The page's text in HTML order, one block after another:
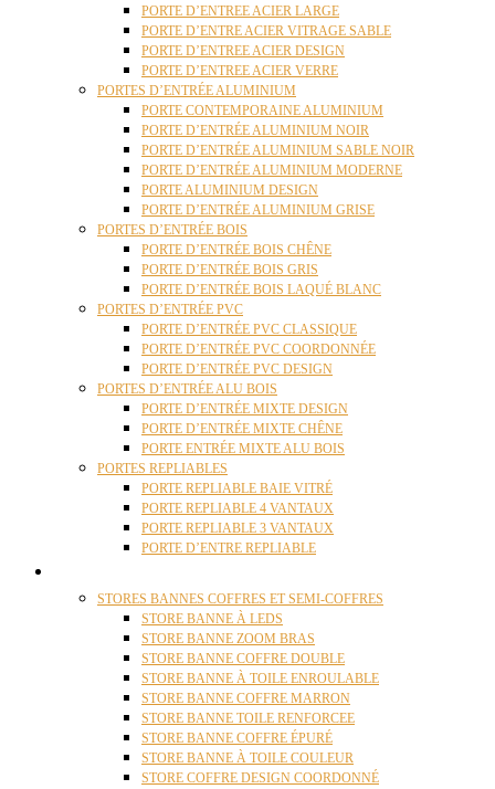
PORTE D’ENTREE ACIER LARGE
PORTE D’ENTRE ACIER VITRAGE SABLE
PORTE D’ENTREE ACIER DESIGN
PORTE D’ENTREE ACIER VERRE
PORTES D’ENTRÉE ALUMINIUM
PORTE CONTEMPORAINE ALUMINIUM
PORTE D’ENTRÉE ALUMINIUM NOIR
PORTE D’ENTRÉE ALUMINIUM SABLE NOIR
PORTE D’ENTRÉE ALUMINIUM MODERNE
PORTE ALUMINIUM DESIGN
PORTE D’ENTRÉE ALUMINIUM GRISE
PORTES D’ENTRÉE BOIS
PORTE D’ENTRÉE BOIS CHÊNE
PORTE D’ENTRÉE BOIS GRIS
PORTE D’ENTRÉE BOIS LAQUÉ BLANC
PORTES D’ENTRÉE PVC
PORTE D’ENTRÉE PVC CLASSIQUE
PORTE D’ENTRÉE PVC COORDONNÉE
PORTE D’ENTRÉE PVC DESIGN
PORTES D’ENTRÉE ALU BOIS
PORTE D’ENTRÉE MIXTE DESIGN
PORTE D’ENTRÉE MIXTE CHÊNE
PORTE ENTRÉE MIXTE ALU BOIS
PORTES REPLIABLES
PORTE REPLIABLE BAIE VITRÉ
PORTE REPLIABLE 4 VANTAUX
PORTE REPLIABLE 3 VANTAUX
PORTE D’ENTRE REPLIABLE
STORES BANNES COFFRES ET SEMI-COFFRES
STORE BANNE À LEDS
STORE BANNE ZOOM BRAS
STORE BANNE COFFRE DOUBLE
STORE BANNE À TOILE ENROULABLE
STORE BANNE COFFRE MARRON
STORE BANNE TOILE RENFORCEE
STORE BANNE COFFRE ÉPURÉ
STORE BANNE À TOILE COULEUR
STORE COFFRE DESIGN COORDONNÉ